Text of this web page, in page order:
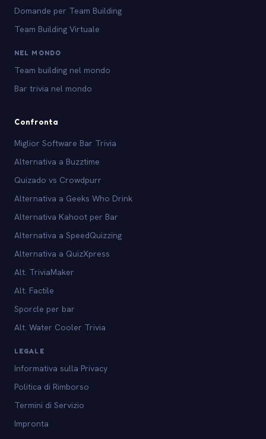
Domande per Team Building
Team Building Virtuale
NEL MONDO
Team building nel mondo
Bar trivia nel mondo
Confronta
Miglior Software Bar Trivia
Alternativa a Buzztime
Quizado vs Crowdpurr
Alternativa a Geeks Who Drink
Alternativa Kahoot per Bar
Alternativa a SpeedQuizzing
Alternativa a QuizXpress
Alt. TriviaMaker
Alt. Factile
Sporcle per bar
Alt. Water Cooler Trivia
LEGALE
Informativa sulla Privacy
Politica di Rimborso
Termini di Servizio
Impronta